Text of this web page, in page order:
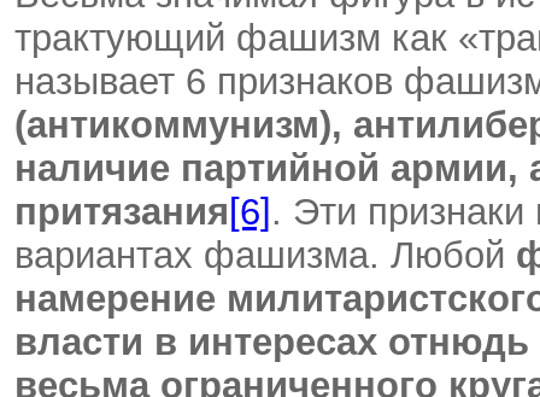
трактующий фашизм как
называет 6 признаков
(антикоммунизм),
наличие партийной армии,
притязания[6]. Эти признаки
вариантах фашизма. Любой
намерение
власти в интересах
весьма ограниченного